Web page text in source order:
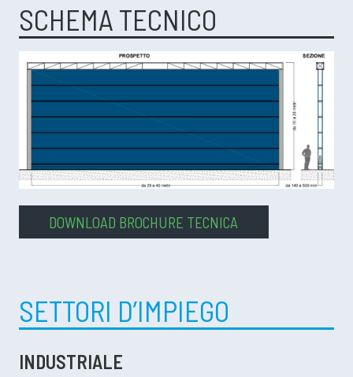
SCHEMA TECNICO
DOWNLOAD BROCHURE TECNICA
SETTORI D’IMPIEGO
INDUSTRIALE